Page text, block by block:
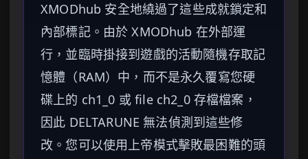
XMODhub 安全地繞過了這些成就鎖定和
內部標記。由於 XMODhub 在外部運
行，並臨時掛接到遊戲的活動隨機存取記
憶體（RAM）中，而不是永久覆寫您硬
碟上的 ch1_0 或 file ch2_0 存檔檔案，
因此 DELTARUNE 無法偵測到這些修
改。您可以使用上帝模式擊敗最困難的頭